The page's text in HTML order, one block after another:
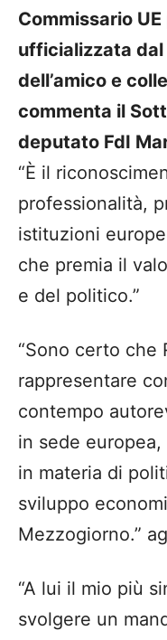
Commissario
ufficializzata dal
dell’amico e
commenta il
deputato FdI
“È il
professionalità,
istituzioni
che premia il
e del politico.”
“Sono certo che
rappresentare
contempo
in sede
in materia di
sviluppo
Mezzogiorno.”
“A lui il mio più
svolgere un